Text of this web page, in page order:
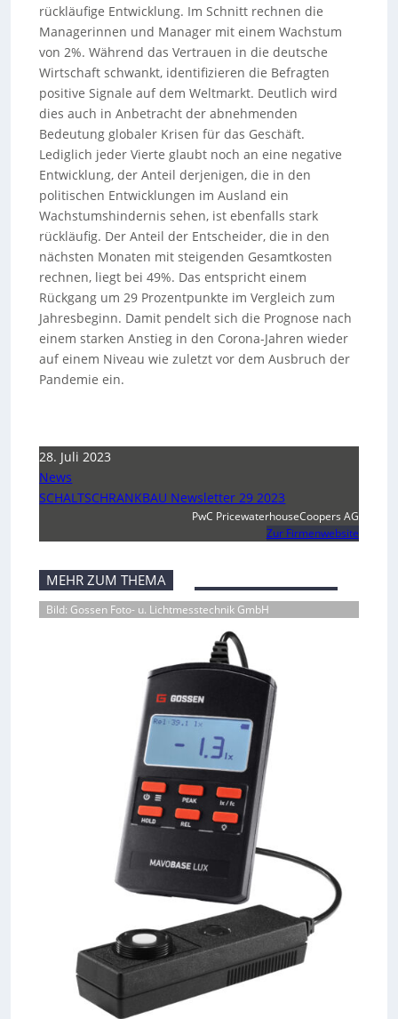
rückläufige Entwicklung. Im Schnitt rechnen die
Managerinnen und Manager mit einem Wachstum
von 2%. Während das Vertrauen in die deutsche
Wirtschaft schwankt, identifizieren die Befragten
positive Signale auf dem Weltmarkt. Deutlich wird
dies auch in Anbetracht der abnehmenden
Bedeutung globaler Krisen für das Geschäft.
Lediglich jeder Vierte glaubt noch an eine negative
Entwicklung, der Anteil derjenigen, die in den
politischen Entwicklungen im Ausland ein
Wachstumshindernis sehen, ist ebenfalls stark
rückläufig. Der Anteil der Entscheider, die in den
nächsten Monaten mit steigenden Gesamtkosten
rechnen, liegt bei 49%. Das entspricht einem
Rückgang um 29 Prozentpunkte im Vergleich zum
Jahresbeginn. Damit pendelt sich die Prognose nach
einem starken Anstieg in den Corona-Jahren wieder
auf einem Niveau wie zuletzt vor dem Ausbruch der
Pandemie ein.
28. Juli 2023
News
SCHALTSCHRANKBAU Newsletter 29 2023
PwC PricewaterhouseCoopers AG
Zur Firmenwebsite
MEHR ZUM THEMA
Bild: Gossen Foto- u. Lichtmesstechnik GmbH